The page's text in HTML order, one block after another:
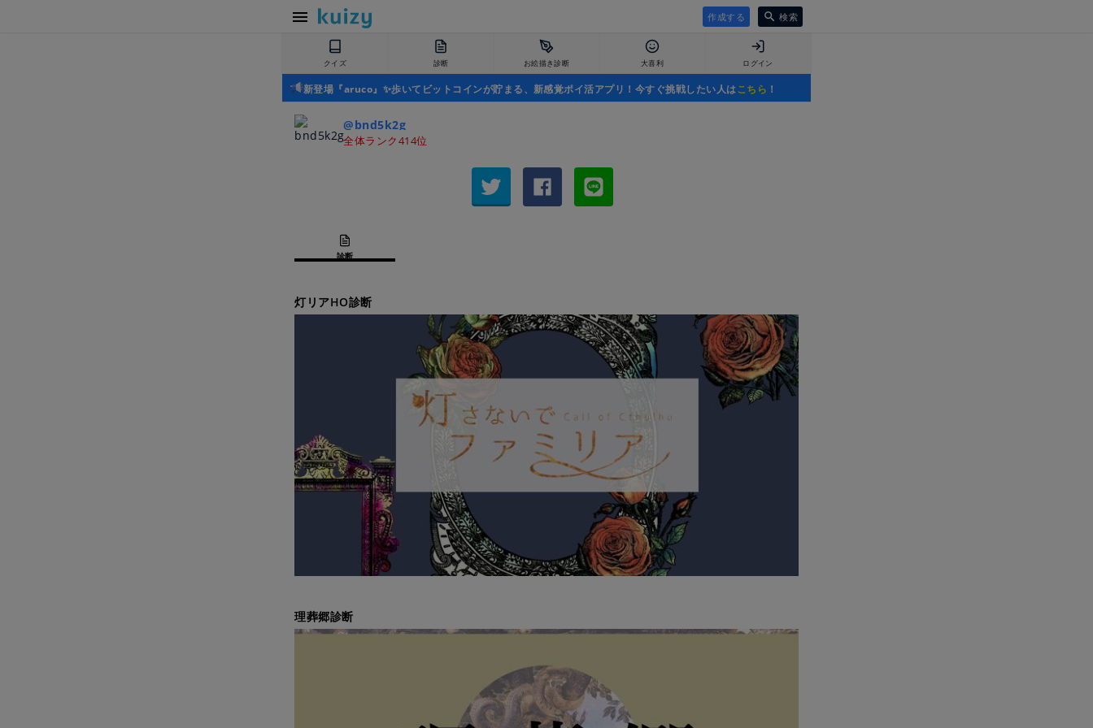
作成する 検索
クイズ 診断 お絵描き診断 大喜利 ログイン
新登場『aruco』✨歩いてビットコインが貯まる、新感覚ポイ活アプリ！今すぐ挑戦したい人はこちら ！
@bnd5k2g
全体ランク414位
診断
灯リアHO診断
理葬郷診断